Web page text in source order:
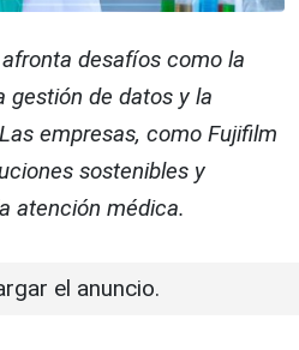
desafíos como la
gestión de datos y la
empresas, como Fujifilm
sostenibles y
atención médica.
el anuncio.